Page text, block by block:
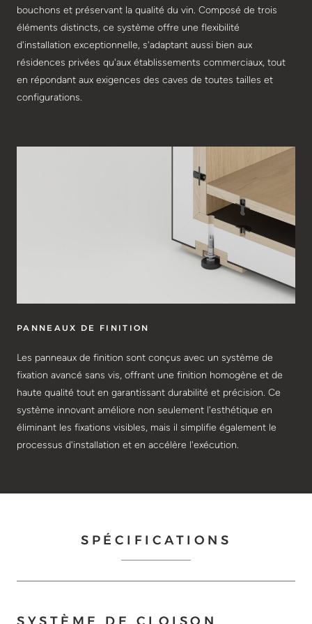
bouchons et préservant la qualité du vin. Composé de trois
éléments distincts, ce système offre une flexibilité
d'installation exceptionnelle, s'adaptant aussi bien aux
résidences privées qu'aux établissements commerciaux, tout
en répondant aux exigences des caves de toutes tailles et
configurations.
PANNEAUX DE FINITION
Les panneaux de finition sont conçus avec un système de
fixation avancé sans vis, offrant une finition homogène et de
haute qualité tout en garantissant durabilité et précision. Ce
système innovant améliore non seulement l'esthétique en
éliminant les fixations visibles, mais il simplifie également le
processus d'installation et en accélère l'exécution.
SPÉCIFICATIONS